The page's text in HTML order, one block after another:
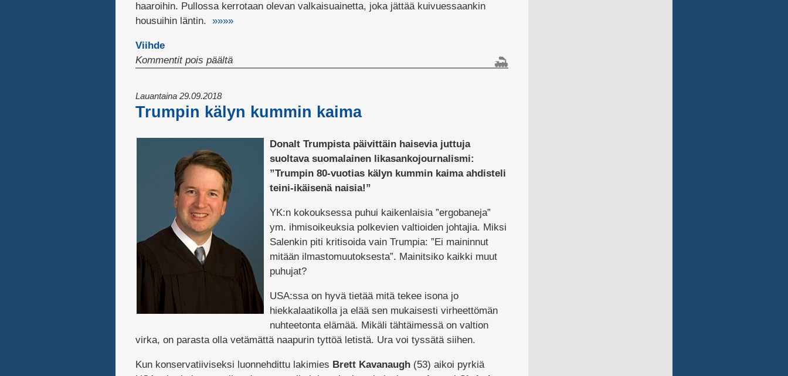
haaroihin. Pullossa kerrotaan olevan valkaisuainetta, joka jättää kuivuessaankin
housuihin läntin. »»»»
Viihde
Kommentit pois päältäartikkelissa
Lauantaina 29.09.2018
Trumpin kälyn kummin kaima
Donalt Trumpista päivittäin haisevia juttuja
suoltava suomalainen likasankojournalismi:
”Trumpin 80-vuotias kälyn kummin kaima ahdisteli
teini-ikäisenä naisia!”
YK:n kokouksessa puhui kaikenlaisia ”ergobaneja”
ym. ihmisoikeuksia polkevien valtioiden johtajia. Miksi
Salenkin piti kritisoida vain Trumpia: ”Ei maininnut
mitään ilmastomuutoksesta”. Mainitsiko kaikki muut
puhujat?
USA:ssa on hyvä tietää mitä tekee isona jo
hiekkalaatikolla ja elää sen mukaisesti virheettömän
nuhteetonta elämää. Mikäli tähtäimessä on valtion
virka, on parasta olla vetämättä naapurin tyttöä letistä. Ura voi tyssätä siihen.
Kun konservatiiviseksi luonnehdittu lakimies Brett Kavanaugh(53) aikoi pyrkiä